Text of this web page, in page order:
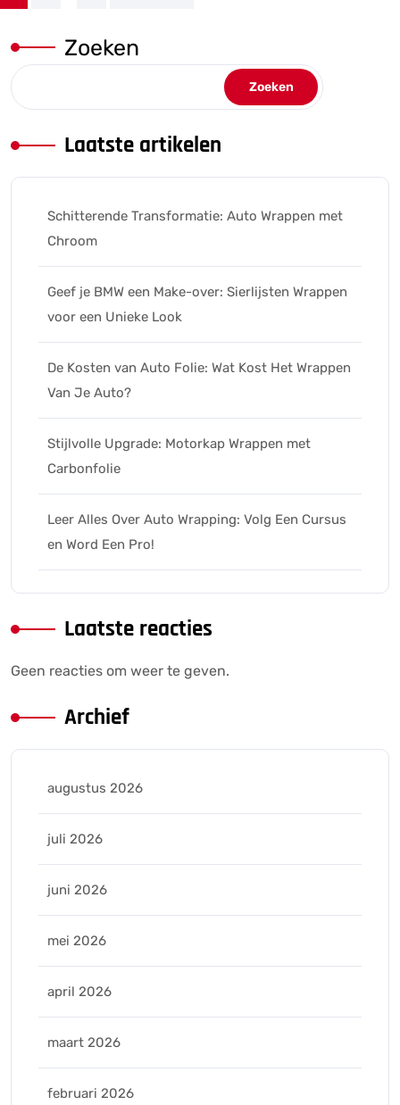
paginering
Zoeken
Zoeken
Laatste artikelen
Schitterende Transformatie: Auto Wrappen met
Chroom
Geef je BMW een Make-over: Sierlijsten Wrappen
voor een Unieke Look
De Kosten van Auto Folie: Wat Kost Het Wrappen
Van Je Auto?
Stijlvolle Upgrade: Motorkap Wrappen met
Carbonfolie
Leer Alles Over Auto Wrapping: Volg Een Cursus
en Word Een Pro!
Laatste reacties
Geen reacties om weer te geven.
Archief
augustus 2026
juli 2026
juni 2026
mei 2026
april 2026
maart 2026
februari 2026